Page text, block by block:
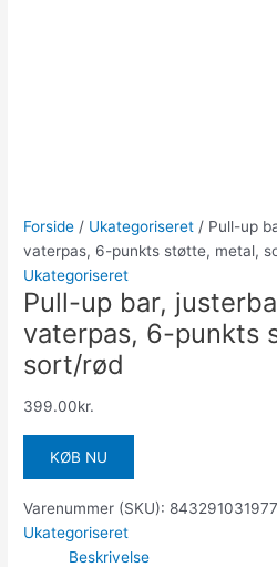
Forside / Ukategoriseret / Pull-up
vaterpas, 6-punkts støtte, metal,
Ukategoriseret
Pull-up bar,
vaterpas, 6-punkts
sort/rød
399.00kr.
KØB NU
Varenummer (SKU):
Ukategoriseret
Beskrivelse